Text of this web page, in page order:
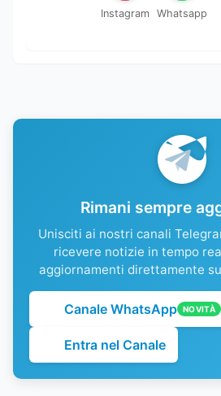
Instagram Whatsapp
Rimani sempre
Unisciti ai nostri canali
ricevere notizie in tempo
aggiornamenti direttamente
Canale WhatsApp NOVITÀ
Entra nel Canale